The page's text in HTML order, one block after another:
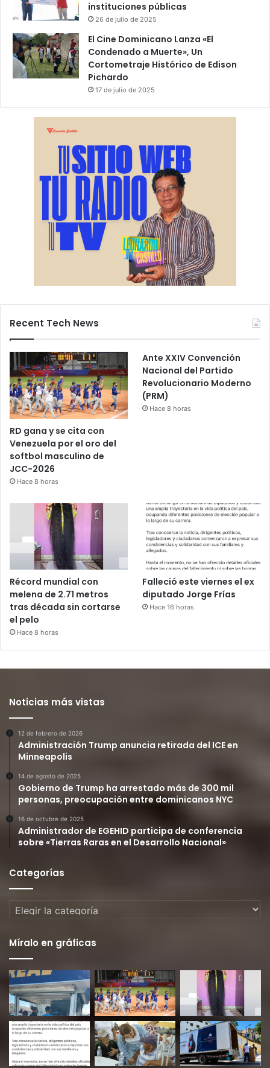
instituciones públicas
26 de julio de 2025
El Cine Dominicano Lanza «El
Condenado a Muerte», Un
Cortometraje Histórico de Edison
Pichardo
17 de julio de 2025
Recent Tech News
RD gana y se cita con
Venezuela por el oro del
softbol masculino de
JCC-2026
Hace 8 horas
Ante XXIV Convención
Nacional del Partido
Revolucionario Moderno
(PRM)
Hace 8 horas
Récord mundial con
melena de 2.71 metros
tras década sin cortarse
el pelo
Hace 8 horas
Falleció este viernes el ex
diputado Jorge Frías
Hace 16 horas
Noticias más vistas
12 de febrero de 2026
Administración Trump anuncia retirada del ICE en
Minneapolis
14 de agosto de 2025
Gobierno de Trump ha arrestado más de 300 mil
personas, preocupación entre dominicanos NYC
16 de octubre de 2025
Administrador de EGEHID participa de conferencia
sobre «Tierras Raras en el Desarrollo Nacional»
Categorías
Categorías
Míralo en gráficas